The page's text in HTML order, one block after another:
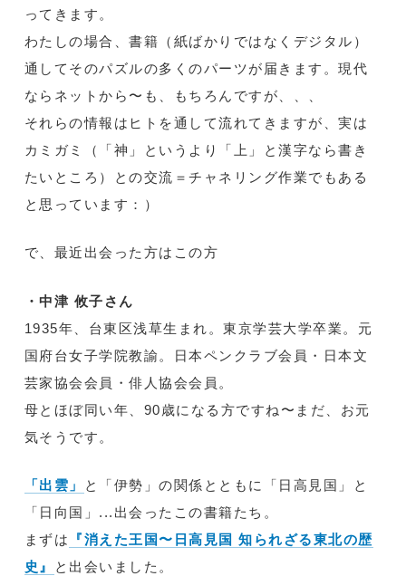
ってきます。
わたしの場合、書籍（紙ばかりではなくデジタル）
通してそのパズルの多くのパーツが届きます。現代
ならネットから〜も、もちろんですが、、、
それらの情報はヒトを通して流れてきますが、実は
カミガミ（「神」というより「上」と漢字なら書き
たいところ）との交流＝チャネリング作業でもある
と思っています：）
で、最近出会った方はこの方
・中津 攸子さん
1935年、台東区浅草生まれ。東京学芸大学卒業。元
国府台女子学院教諭。日本ペンクラブ会員・日本文
芸家協会会員・俳人協会会員。
母とほぼ同い年、90歳になる方ですね〜まだ、お元
気そうです。
「出雲」
と「伊勢」の関係とともに「日高見国」と
「日向国」...出会ったこの書籍たち。
まずは
『消えた王国〜日高見国 知られざる東北の歴
史』
と出会いました。